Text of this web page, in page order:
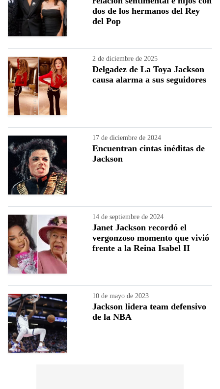
dos de los hermanos del Rey
del Pop
2 de diciembre de 2025
Delgadez de La Toya Jackson
causa alarma a sus seguidores
17 de diciembre de 2024
Encuentran cintas inéditas de
Jackson
14 de septiembre de 2024
Janet Jackson recordó el
vergonzoso momento que vivió
frente a la Reina Isabel II
10 de mayo de 2023
Jackson lidera team defensivo
de la NBA